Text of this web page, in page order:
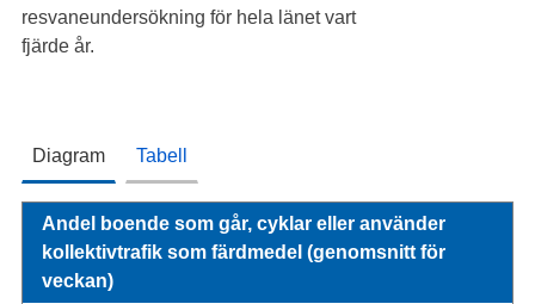
resvaneundersökning för hela länet vart
fjärde år.
Diagram Tabell
Andel boende som går, cyklar eller använder
kollektivtrafik som färdmedel (genomsnitt för
veckan)